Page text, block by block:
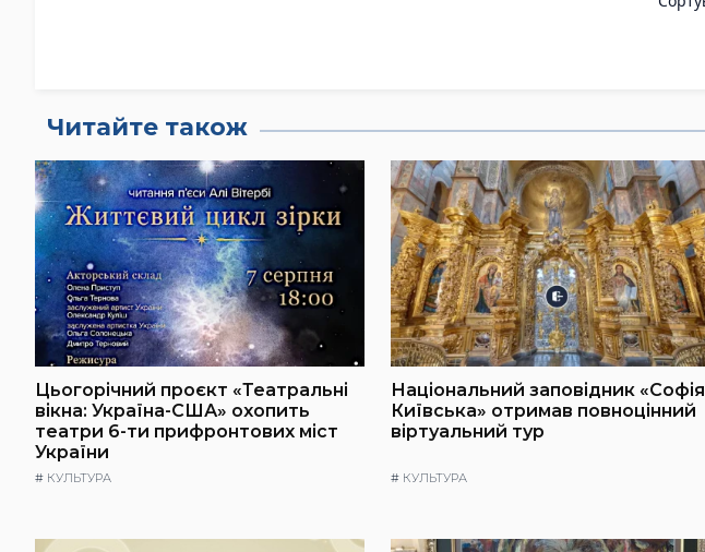
Читайте також
Цьогорічний проєкт «Театральні
вікна: Україна-США» охопить
театри 6-ти прифронтових міст
України
# КУЛЬТУРА
Національний заповідник «Софія
Київська» отримав повноцінний
віртуальний тур
# КУЛЬТУРА